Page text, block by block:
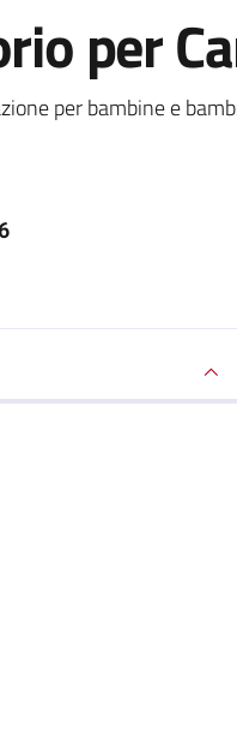
per
notizia
per bambine e